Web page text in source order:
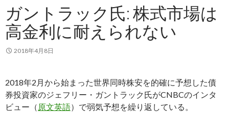
プ
ガントラック氏: 株式市場は
高金利に耐えられない
2018年4月8日
2018年2月から始まった世界同時株安を的確に予想した債
券投資家のジェフリー・ガントラック氏がCNBCのインタ
ビュー（ 原文英語）で弱気予想を繰り返している。